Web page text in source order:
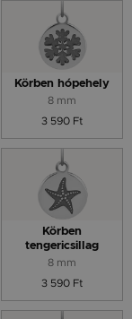
Körben hópehely
8 mm
3 590 Ft
Körben
tengericsillag
8 mm
3 590 Ft